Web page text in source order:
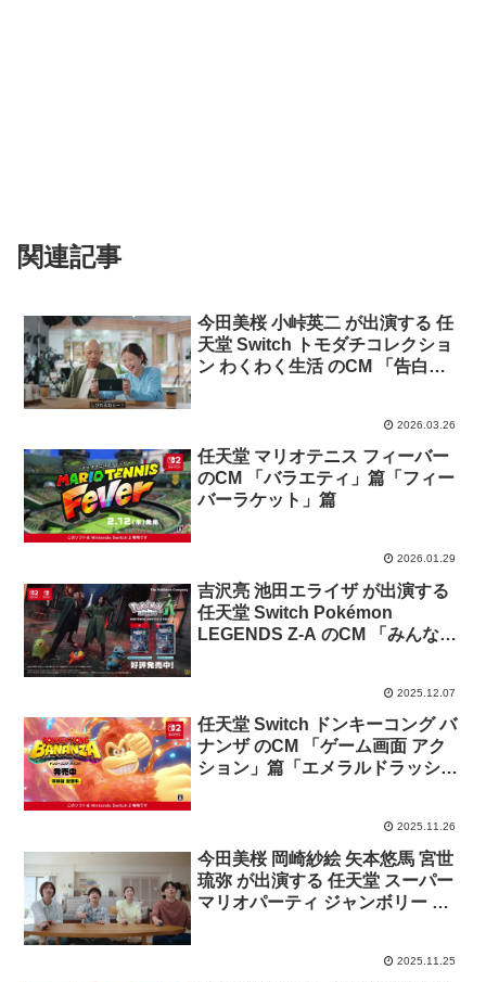
関連記事
今田美桜 小峠英二 が出演する 任
天堂 Switch トモダチコレクショ
ン わくわく生活 のCM 「告白」
2026.03.26
任天堂 マリオテニス フィーバー
のCM 「バラエティ」篇「フィー
バーラケット」篇
2026.01.29
吉沢亮 池田エライザ が出演する
任天堂 Switch Pokémon
LEGENDS Z-A のCM 「みんなと
2025.12.07
任天堂 Switch ドンキーコング バ
ナンザ のCM 「ゲーム画面 アク
ション」篇「エメラルドラッシ
2025.11.26
今田美桜 岡崎紗絵 矢本悠馬 宮世
琉弥 が出演する 任天堂 スーパー
マリオパーティ ジャンボリー の
2025.11.25